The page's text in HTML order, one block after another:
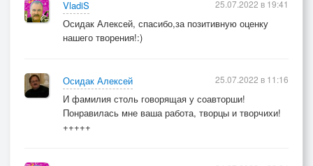
VladiS
Осидак Алексей, спасибо,за позитивную оценку
нашего творения!:)
25.07.2022 в 19:41
Осидак Алексей
И фамилия столь говорящая у соавторши!
Понравилась мне ваша работа, творцы и творчихи!
+++++
25.07.2022 в 11:16